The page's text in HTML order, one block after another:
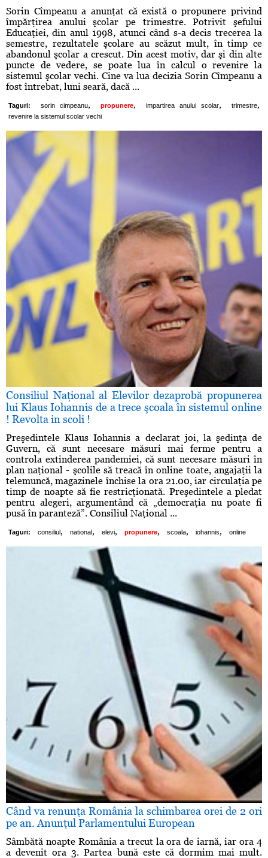
Sorin Cîmpeanu a anunţat că există o propunere privind
împărţirea anului şcolar pe trimestre. Potrivit şefului
Educaţiei, din anul 1998, atunci când s-a decis trecerea la
semestre, rezultatele şcolare au scăzut mult, în timp ce
abandonul şcolar a crescut. Din acest motiv, dar şi din alte
puncte de vedere, se poate lua în calcul o revenire la
sistemul şcolar vechi. Cine va lua decizia Sorin Cîmpeanu a
fost întrebat, luni seară, dacă ...
Taguri: sorin cimpeanu, propunere, impartirea anului scolar, trimestre,
revenire la sistemul scolar vechi
Consiliul Naţional al Elevilor dezaprobă propunerea
lui Klaus Iohannis de a trece şcoala în sistemul online
! Revolta in scoli !
Preşedintele Klaus Iohannis a declarat joi, la şedinţa de
Guvern, că sunt necesare măsuri mai ferme pentru a
controla extinderea pandemiei, că sunt necesare măsuri în
plan naţional - şcolile să treacă în online toate, angajaţii la
telemuncă, magazinele închise la ora 21.00, iar circulaţia pe
timp de noapte să fie restricţionată. Preşedintele a pledat
pentru alegeri, argumentând că „democraţia nu poate fi
pusă în paranteză”. Consiliul Naţional ...
Taguri: consiliul , national , elevi, propunere, scoala, iohannis, online
Când va renunţa România la schimbarea orei de 2 ori
pe an. Anunţul Parlamentului European
Sâmbătă noapte România a trecut la ora de iarnă, iar ora 4
a devenit ora 3. Partea bună este că dormim mai mult.